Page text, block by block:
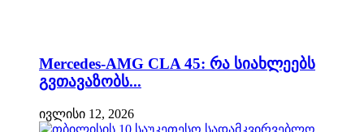
Mercedes-AMG CLA 45: რა სიახლეებს
გვთავაზობს...
ივლისი 12, 2026